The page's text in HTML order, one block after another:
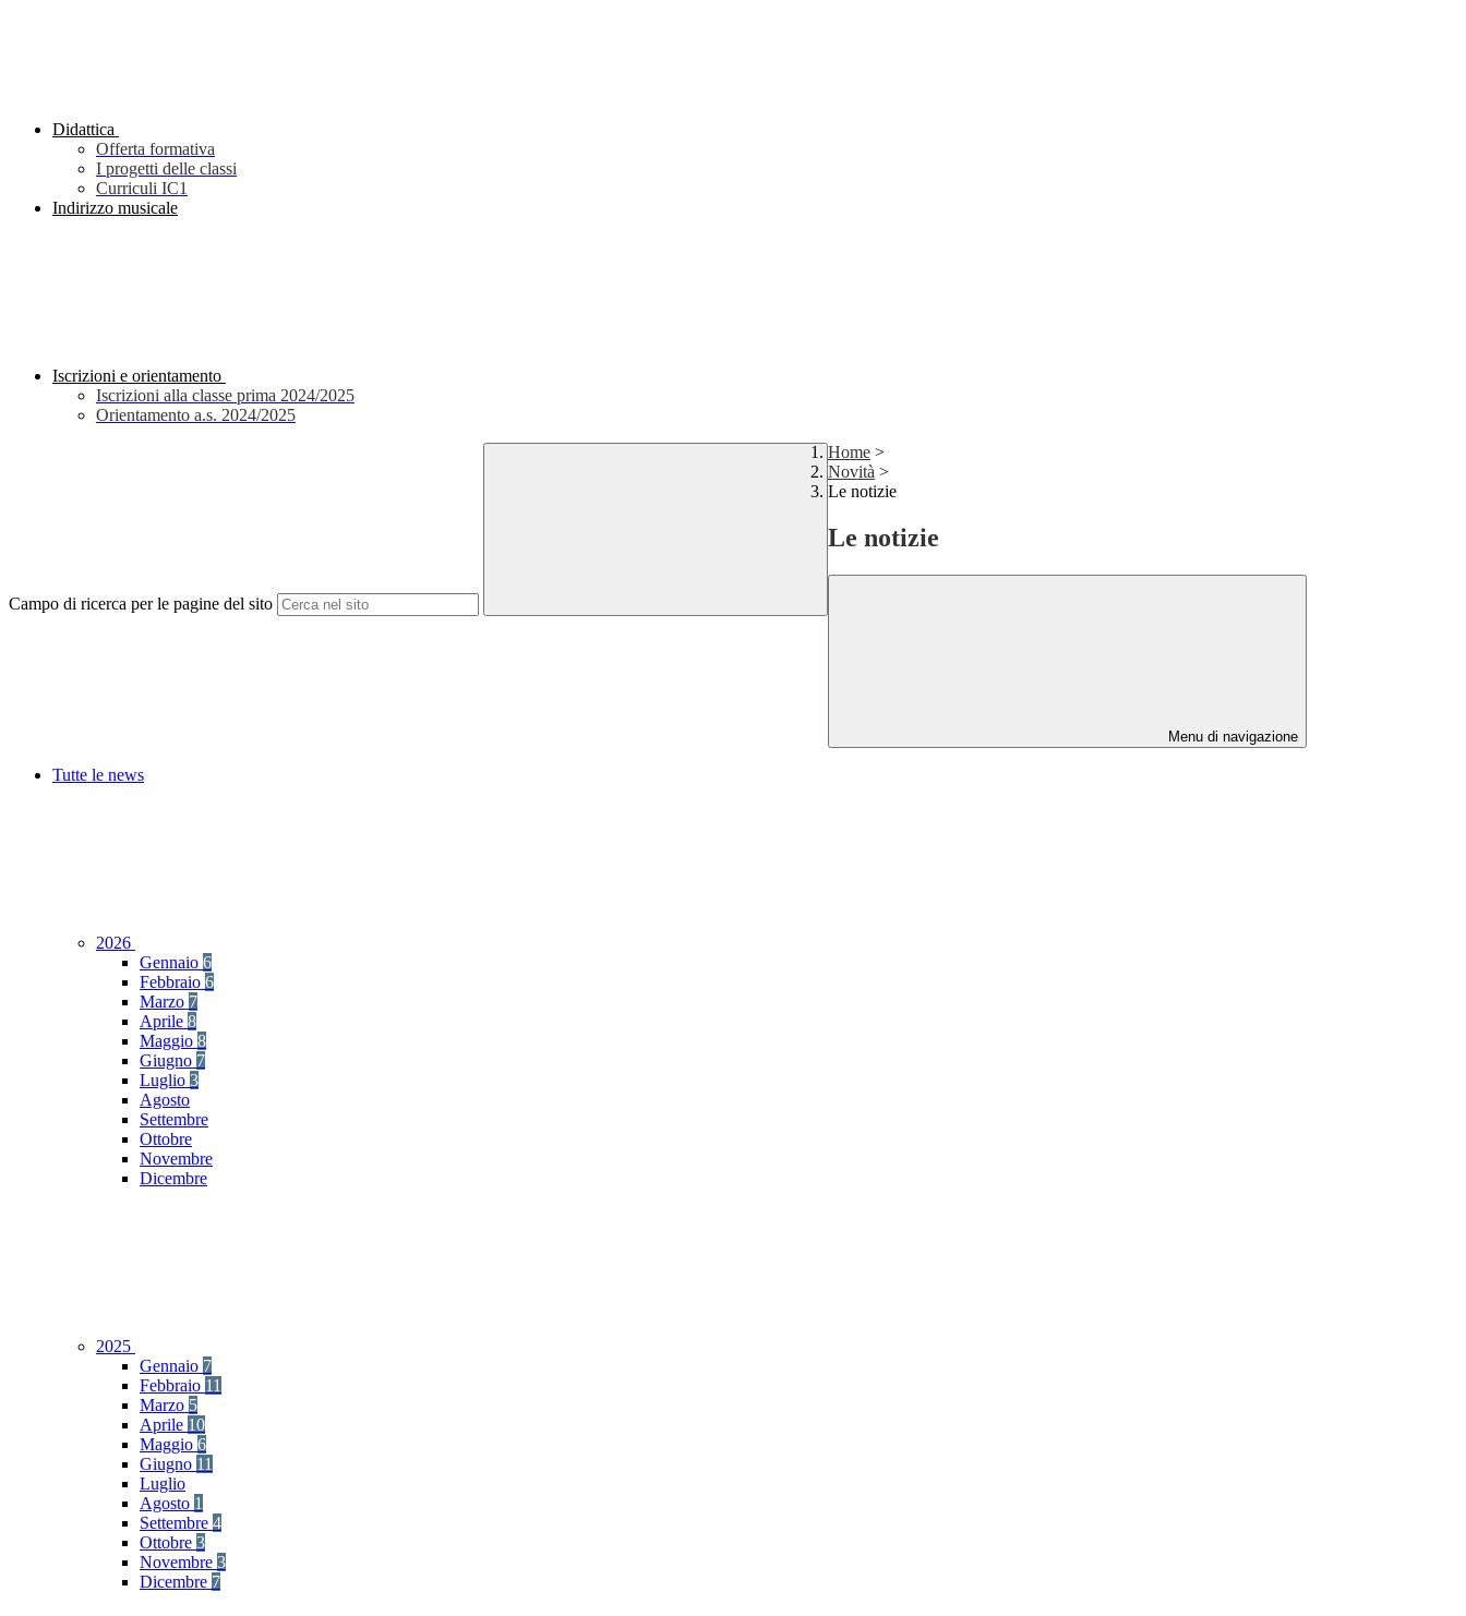
Didattica
Offerta formativa
I progetti delle classi
Curriculi IC1
Indirizzo musicale
Iscrizioni e orientamento
Iscrizioni alla classe prima 2024/2025
Orientamento a.s. 2024/2025
Campo di ricerca per le pagine del sito
Home >
Novità >
Le notizie
Le notizie
Menu di navigazione
Tutte le news
2026
Gennaio 6
Febbraio 6
Marzo 7
Aprile 8
Maggio 8
Giugno 7
Luglio 3
Agosto
Settembre
Ottobre
Novembre
Dicembre
2025
Gennaio 7
Febbraio 11
Marzo 5
Aprile 10
Maggio 6
Giugno 11
Luglio
Agosto 1
Settembre 4
Ottobre 3
Novembre 3
Dicembre 7